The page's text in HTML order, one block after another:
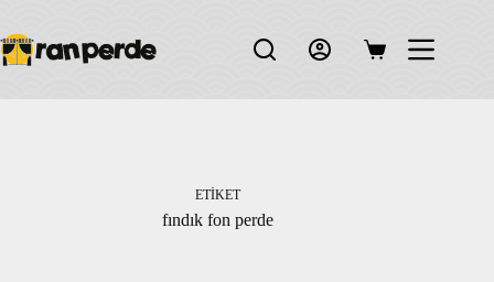
content
Shopping
ETIKET
fındık fon perde